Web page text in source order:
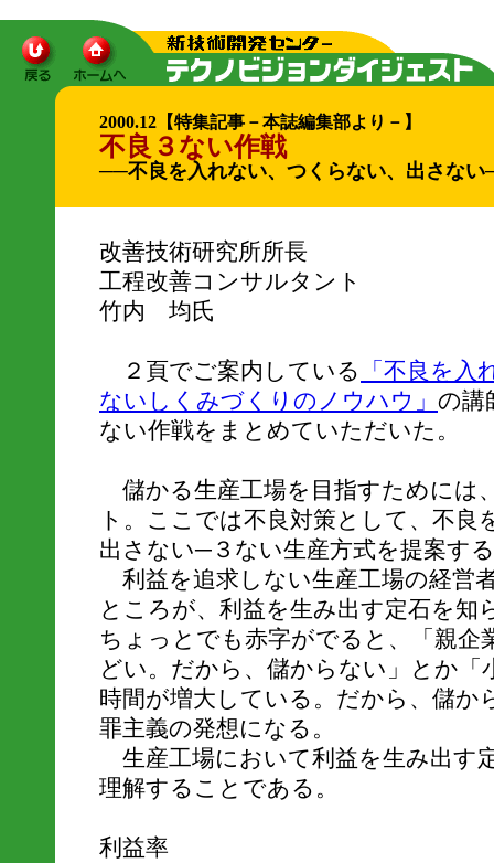
2000.12【特集記事－本誌編集部より－】
不良３ない作戦
──不良を入れない、つくらない、出さな
改善技術研究所所長
工程改善コンサルタント
竹内 均氏
２頁でご案内している
「不良を
ないしくみづくりのノウハウ」 の講
ない作戦をまとめていただいた。
儲かる生産工場を目指すためには
ト。ここでは不良対策として、不
出さない─３ない生産方式を提案す
利益を追求しない生産工場の経営
ところが、利益を生み出す定石を知
ちょっとでも赤字がでると、「親企
どい。だから、儲からない」とか「
時間が増大している。だから、儲か
罪主義の発想になる。
生産工場において利益を生み出す
理解することである。
利益率